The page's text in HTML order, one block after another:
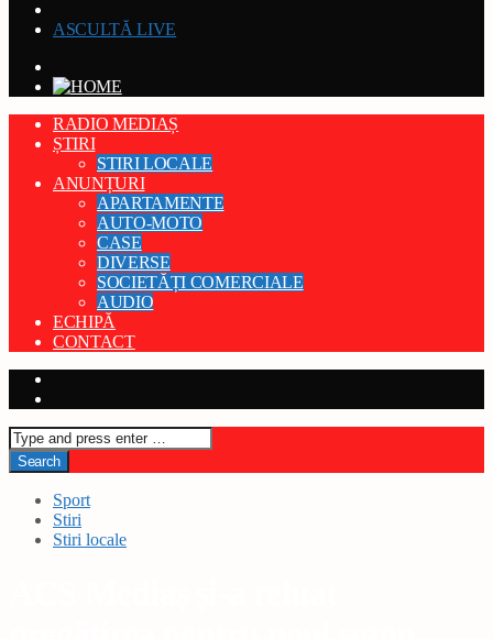
ASCULTĂ LIVE
RADIO MEDIAȘ
ȘTIRI
STIRI LOCALE
ANUNȚURI
APARTAMENTE
AUTO-MOTO
CASE
DIVERSE
SOCIETĂȚI COMERCIALE
AUDIO
ECHIPĂ
CONTACT
Sport
Stiri
Stiri locale